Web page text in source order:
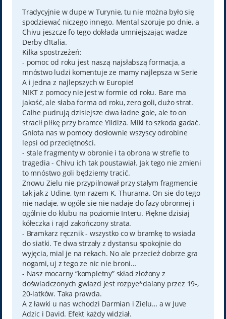
t
Tradycyjnie w dupe w Turynie, tu nie można było się
spodziewać niczego innego. Mental szoruje po dnie, a
Chivu jeszcze fo tego dokłada umniejszając wadze
Derby d’Italia.
Kilka spostrzeżeń:
- pomoc od roku jest naszą najsłabszą formacja, a
mnóstwo ludzi komentuje ze mamy najlepsza w Serie
A i jedna z najlepszych w Europie!
NIKT z pomocy nie jest w formie od roku. Bare ma
jakość, ale słaba forma od roku, zero goli, dużo strat.
Calhe pudrują dzisiejsze dwa ładne gole, ale to on
stracił piłkę przy bramce Yildiza. Miki to szkoda gadać.
Gniota nas w pomocy dosłownie wszyscy odrobine
lepsi od przeciętności.
- stale fragmenty w obronie i ta obrona w strefie to
tragedia - Chivu ich tak poustawiał. Jak tego nie zmieni
to mnóstwo goli będziemy tracić.
Znowu Zielu nie przypilnował przy stałym fragmencie
tak jak z Udine, tym razem K. Thurama. On sie do tego
nie nadaje, w ogóle sie nie nadaje do fazy obronnej i
ogólnie do klubu na poziomie Interu. Piękne dzisiaj
kółeczka i rajd zakończony strata.
- Bramkarz ręcznik - wszystko co w bramkę to wsiada
do siatki. Te dwa strzały z dystansu spokojnie do
wyjęcia, mial je na rekach. No ale przecież dobrze gra
nogami, uj z tego ze nic nie broni…
- Nasz mocarny “kompletny” skład złożony z
doświadczonych gwiazd jest rozpye*dalany przez 19-,
20-latków. Taka prawda.
A z ławki u nas wchodzi Darmian i Zielu… a w Juve
Adzic i David. Efekt każdy widział.